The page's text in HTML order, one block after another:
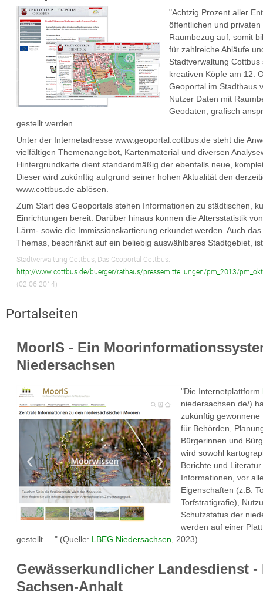
"Achtzig Prozent aller
öffentlichen und
Raumbezug auf, somit
für zahlreiche Abläufe
Stadtverwaltung
kreativen Köpfe am 12.
Geoportal im Stadthaus
Nutzer Daten mit
Geodaten, grafisch
gestellt werden.
Unter der Internetadresse www.geoportal.cottbus.de steht die
vielfältigen Themenangebot, Kartenmaterial und diversen
Hintergrundkarte dient standardmäßig der ebenfalls neue,
Dieser wird zukünftig aufgrund seiner hohen Aktualität den
www.cottbus.de ablösen.
Zum Start des Geoportals stehen Informationen zu städtischen,
Einrichtungen bereit. Darüber hinaus können die Altersstatistik
Lärm- sowie die Immissionskartierung erkundet werden. Auch
Themas, beschränkt auf ein beliebig auswählbares Stadtgebiet,
Stadtverwaltung Cottbus, Das Geoportal Cottbus:
http://www.cottbus.de/buerger/rathaus/pressemitteilungen/pm_2013/
(02.06.2014)
Portalseiten
MoorIS - Ein
Niedersachsen
"Die Internetplattform
niedersachsen.de/)
zukünftig
für Behörden,
Bürgerinnen und
wird sowohl
Berichte und
Informationen, vor
Eigenschaften (z.B.
Torfstratigrafie),
Schutzstatus der
werden auf einer
gestellt. ..." (Quelle: LBEG Niedersachsen, 2023)
Gewässerkundlicher Landesdienst -
Sachsen-Anhalt